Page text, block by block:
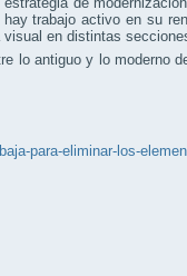
trabajo activo en su
en distintas
lo antiguo y lo moderno
para-eliminar-los-